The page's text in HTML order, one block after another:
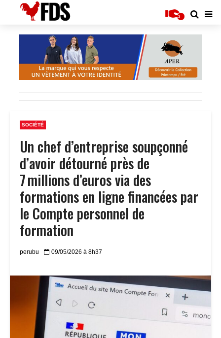
SOCIÉTÉ
Un chef d’entreprise soupçonné
d’avoir détourné près de
7 millions d’euros via des
formations en ligne financées par
le Compte personnel de
formation
perubu 09/05/2026 à 8h37